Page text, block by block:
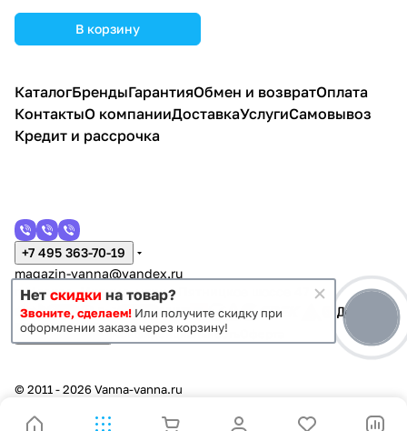
В корзину
КаталогБрендыГарантияОбмен и возвратОплата
КонтактыО компанииДоставкаУслугиСамовывоз
Кредит и рассрочка
+7 495 363-70-19
magazin-vanna@yandex.ru
г. Москва, Митино, улица Пятницкое шоссе 47
Темная тема Конфиденциальность
© 2011 - 2026 Vanna-vanna.ru
Нет скидки на товар?
Звоните, сделаем! Или получите скидку при
оформлении заказа через корзину!